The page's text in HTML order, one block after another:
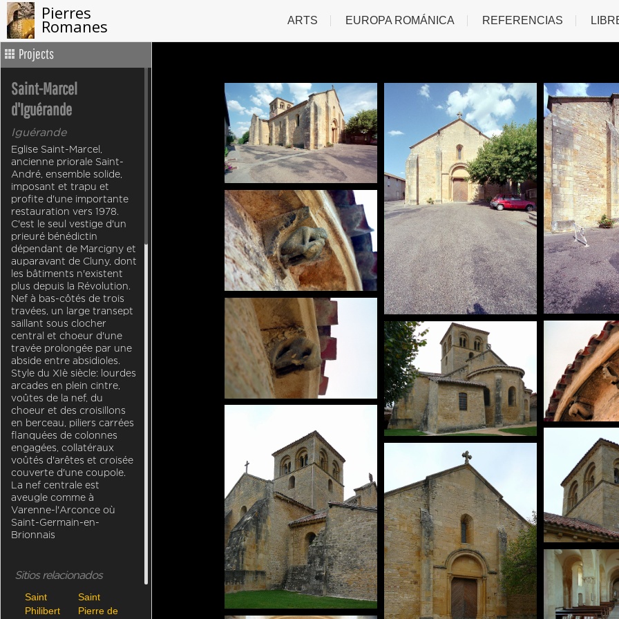
Pierres
Romanes ARTS EUROPA ROMÁNICA REFERENCIAS
Projects
Saint-Marcel
d'Iguérande
Iguérande
Eglise Saint-Marcel,
ancienne priorale Saint-
André, ensemble solide,
imposant et trapu et
profite d'une importante
restauration vers 1978.
C'est le seul vestige d'un
prieuré bénédictin
dépendant de Marcigny et
auparavant de Cluny, dont
les bâtiments n'existent
plus depuis la Révolution.
Nef à bas-côtés de trois
travées, un large transept
saillant sous clocher
central et choeur d'une
travée prolongée par une
abside entre absidioles.
Style du XIè siècle: lourdes
arcades en plein cintre,
voûtes de la nef, du
choeur et des croisillons
en berceau, piliers carrées
flanquées de colonnes
engagées, collatéraux
voûtés d'arêtes et croisée
couverte d'une coupole.
La nef centrale est
aveugle comme à
Varenne-l'Arconce où
Saint-Germain-en-
Brionnais
Sitios relacionados
Saint
Philibert
Saint
Pierre de
FR-Iguerande-Saint-Marcel-7324-0017.jpg